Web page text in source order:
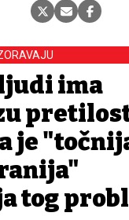
ima
je
tog